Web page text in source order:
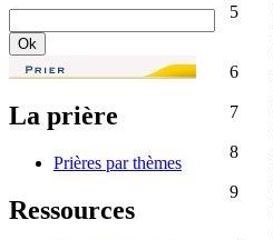
La prière
Prières par thèmes
Ressources
5
6
7
8
9